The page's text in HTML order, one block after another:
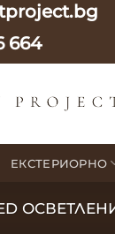
664
ЕКСТЕРИОРНО